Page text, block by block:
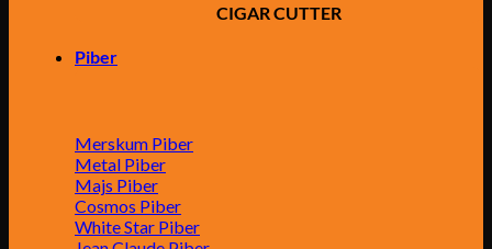
CIGAR CUTTER
Piber
Merskum Piber
Metal Piber
Majs Piber
Cosmos Piber
White Star Piber